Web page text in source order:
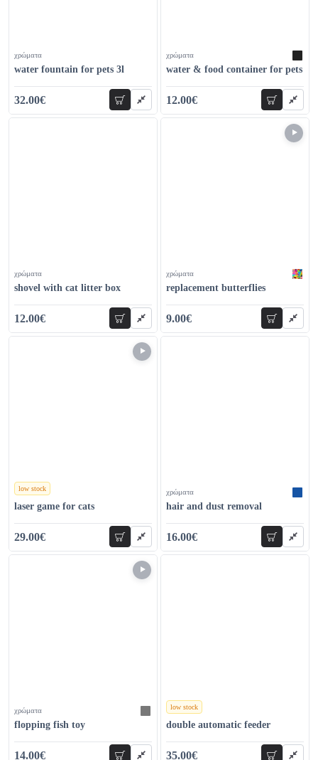
χρώματα
water fountain for pets 3l
32.00€ add to cart
χρώματα
water & food container for pets
12.00€ add to
χρώματα
shovel with cat litter box
12.00€ add to cart
χρώματα
replacement butterflies
9.00€ add to
low stock
χρώματα
laser game for cats
29.00€ add to cart
χρώματα
hair and dust removal
16.00€ add to
χρώματα
flopping fish toy
14.00€
low stock
χρώματα
double automatic feeder
35.00€